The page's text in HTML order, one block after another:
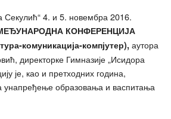
Секулић“ 4. и 5. новембра 2016.
КОНФЕРЕНЦИЈА
комуникација-компјутер), аутора
директорке Гимназије „Исидора
је, као и претходних година,
унапређење образовања и васпитања